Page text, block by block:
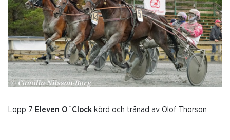
Lopp 7 Eleven O´Clock körd och tränad av Olof Thorson